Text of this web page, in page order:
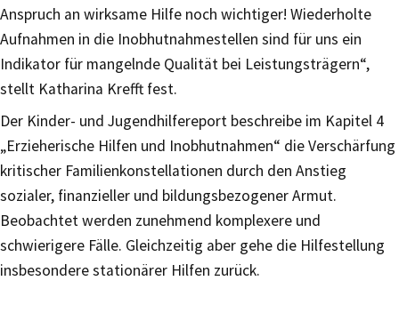
Anspruch an wirksame Hilfe noch wichtiger! Wiederholte
Aufnahmen in die Inobhutnahmestellen sind für uns ein
Indikator für mangelnde Qualität bei Leistungsträgern“,
stellt Katharina Krefft fest.
Der Kinder- und Jugendhilfereport beschreibe im Kapitel 4
„Erzieherische Hilfen und Inobhutnahmen“ die Verschärfung
kritischer Familienkonstellationen durch den Anstieg
sozialer, finanzieller und bildungsbezogener Armut.
Beobachtet werden zunehmend komplexere und
schwierigere Fälle. Gleichzeitig aber gehe die Hilfestellung
insbesondere stationärer Hilfen zurück.